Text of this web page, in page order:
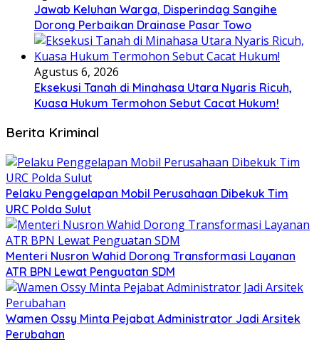
Jawab Keluhan Warga, Disperindag Sangihe
Dorong Perbaikan Drainase Pasar Towo
Agustus 6, 2026
Eksekusi Tanah di Minahasa Utara Nyaris Ricuh,
Kuasa Hukum Termohon Sebut Cacat Hukum!
Berita Kriminal
​Pelaku Penggelapan Mobil Perusahaan Dibekuk Tim
URC Polda Sulut
​Menteri Nusron Wahid Dorong Transformasi Layanan
ATR BPN Lewat Penguatan SDM
Wamen Ossy Minta Pejabat Administrator Jadi Arsitek
Perubahan